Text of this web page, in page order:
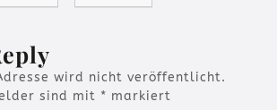
wird nicht veröffentlicht.
sind mit * markiert